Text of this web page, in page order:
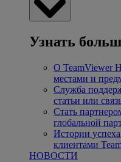
Узнать
О TeamViewer
местами и
Служба
статьи или
Стать
глобальной
Истории успеха
клиентами
НОВОСТИ